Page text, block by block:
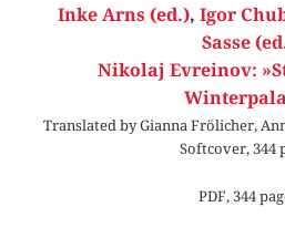
Inke Arns (ed.), Igor
Sasse
Nikolaj Evreinov:
Translated by Gianna Frölicher,
Softcover, 344
PDF, 344